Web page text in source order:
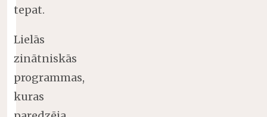
tepat.
Lielās
zinātniskās
programmas,
kuras